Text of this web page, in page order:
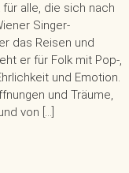
alle, die sich nach
Singer-
das Reisen und
er für Folk mit Pop-,
und Emotion.
und Träume,
von […]